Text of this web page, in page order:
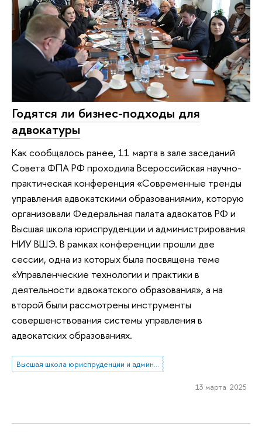
Годятся ли бизнес-подходы для
адвокатуры
Как сообщалось ранее, 11 марта в зале заседаний
Совета ФПА РФ проходила Всероссийская научно-
практическая конференция «Современные тренды
управления адвокатскими образованиями», которую
организовали Федеральная палата адвокатов РФ и
Высшая школа юриспруденции и администрирования
НИУ ВШЭ. В рамках конференции прошли две
сессии, одна из которых была посвящена теме
«Управленческие технологии и практики в
деятельности адвокатского образования», а на
второй были рассмотрены инструменты
совершенствования системы управления в
адвокатских образованиях.
Высшая школа юриспруденции и администрирования
13 марта 2025